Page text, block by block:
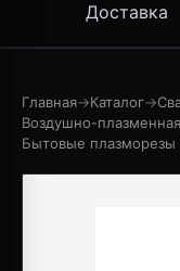
Доставка
Главная→Каталог→
Воздушно-
Бытовые плазморезы